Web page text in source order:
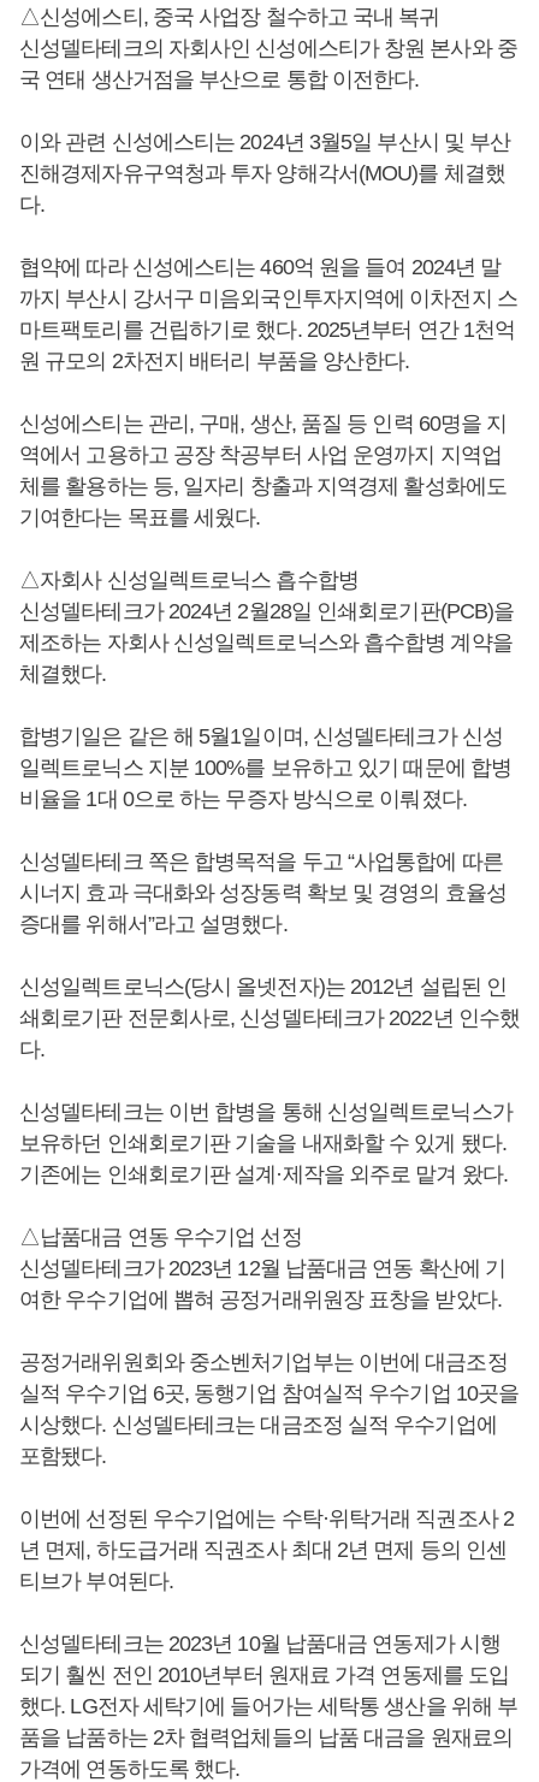
△신성에스티, 중국 사업장 철수하고 국내 복귀
신성델타테크의 자회사인 신성에스티가 창원 본사와 중
국 연태 생산거점을 부산으로 통합 이전한다.
이와 관련 신성에스티는 2024년 3월5일 부산시 및 부산
진해경제자유구역청과 투자 양해각서(MOU)를 체결했
다.
협약에 따라 신성에스티는 460억 원을 들여 2024년 말
까지 부산시 강서구 미음외국인투자지역에 이차전지 스
마트팩토리를 건립하기로 했다. 2025년부터 연간 1천억
원 규모의 2차전지 배터리 부품을 양산한다.
신성에스티는 관리, 구매, 생산, 품질 등 인력 60명을 지
역에서 고용하고 공장 착공부터 사업 운영까지 지역업
체를 활용하는 등, 일자리 창출과 지역경제 활성화에도
기여한다는 목표를 세웠다.
△자회사 신성일렉트로닉스 흡수합병
신성델타테크가 2024년 2월28일 인쇄회로기판(PCB)을
제조하는 자회사 신성일렉트로닉스와 흡수합병 계약을
체결했다.
합병기일은 같은 해 5월1일이며, 신성델타테크가 신성
일렉트로닉스 지분 100%를 보유하고 있기 때문에 합병
비율을 1대 0으로 하는 무증자 방식으로 이뤄졌다.
신성델타테크 쪽은 합병목적을 두고 “사업통합에 따른
시너지 효과 극대화와 성장동력 확보 및 경영의 효율성
증대를 위해서”라고 설명했다.
신성일렉트로닉스(당시 올넷전자)는 2012년 설립된 인
쇄회로기판 전문회사로, 신성델타테크가 2022년 인수했
다.
신성델타테크는 이번 합병을 통해 신성일렉트로닉스가
보유하던 인쇄회로기판 기술을 내재화할 수 있게 됐다.
기존에는 인쇄회로기판 설계·제작을 외주로 맡겨 왔다.
△납품대금 연동 우수기업 선정
신성델타테크가 2023년 12월 납품대금 연동 확산에 기
여한 우수기업에 뽑혀 공정거래위원장 표창을 받았다.
공정거래위원회와 중소벤처기업부는 이번에 대금조정
실적 우수기업 6곳, 동행기업 참여실적 우수기업 10곳을
시상했다. 신성델타테크는 대금조정 실적 우수기업에
포함됐다.
이번에 선정된 우수기업에는 수탁·위탁거래 직권조사 2
년 면제, 하도급거래 직권조사 최대 2년 면제 등의 인센
티브가 부여된다.
신성델타테크는 2023년 10월 납품대금 연동제가 시행
되기 훨씬 전인 2010년부터 원재료 가격 연동제를 도입
했다. LG전자 세탁기에 들어가는 세탁통 생산을 위해 부
품을 납품하는 2차 협력업체들의 납품 대금을 원재료의
가격에 연동하도록 했다.